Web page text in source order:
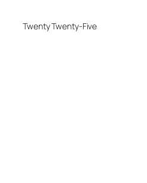
Twenty Twenty-Five